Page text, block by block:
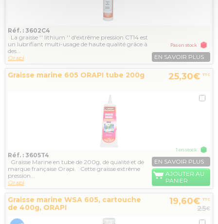
Réf. : 3602C4
La graisse '' lithium '' d'extrême pression CT14 est
un lubrifiant multi-usage de haute qualité grâce à
des...
Orapi
Pas en stock
EN SAVOIR PLUS
Graisse marine 605 ORAPI tube 200g 25,30€ TTC
Réf. : 3605T4
Graisse Marine en tube de 200g, de qualité et de
marque française Orapi. Cette graisse extrême
pression...
Orapi
1 en stock
EN SAVOIR PLUS
AJOUTER AU
PANIER
Graisse marine WSA 605, cartouche
de 400g, ORAPI
19,60€ TTC
25€